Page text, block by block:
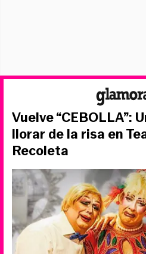
Vuelve “CEBOLLA”:
llorar de la risa en
Recoleta